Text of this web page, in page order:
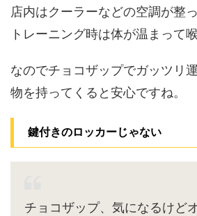
店内はクーラーなどの空調が整
トレーニング時は体が温まって
なのでチョコザップでガッツリ
物を持ってくると安心ですね。
鍵付きのロッカーじゃない
チョコザップ、気になるけど